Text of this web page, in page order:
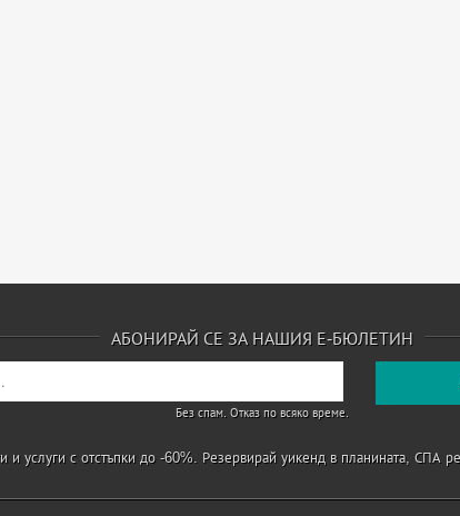
АБОНИРАЙ СЕ ЗА НАШИЯ Е-БЮЛЕТИН
Без спам. Отказ по всяко време.
и услуги с отстъпки до -60%. Резервирай уикенд в планината, СПА